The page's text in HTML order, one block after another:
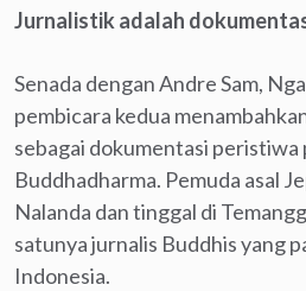
Jurnalistik adalah
Senada dengan Andre Sam,
pembicara kedua
sebagai dokumentasi
Buddhadharma. Pemuda asal
Nalanda dan tinggal di
satunya jurnalis Buddhis yang
Indonesia.